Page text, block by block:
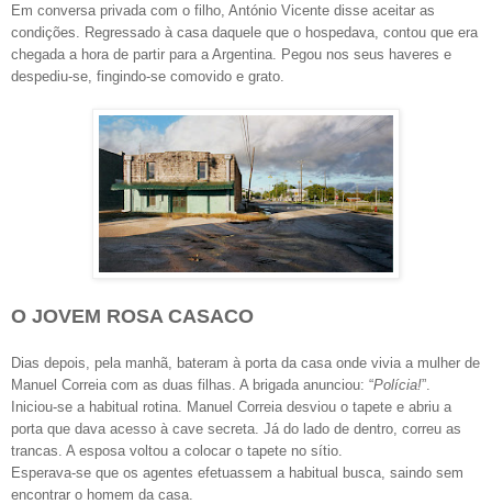
Em conversa privada com o filho, António Vicente disse aceitar as
condições. Regressado à casa daquele que o hospedava, contou que era
chegada a hora de partir para a Argentina. Pegou nos seus haveres e
despediu-se, fingindo-se comovido e grato.
O JOVEM ROSA CASACO
Dias depois, pela manhã, bateram à porta da casa onde vivia a mulher de
Manuel Correia com as duas filhas. A brigada anunciou: “Polícia!”.
Iniciou-se a habitual rotina. Manuel Correia desviou o tapete e abriu a
porta que dava acesso à cave secreta. Já do lado de dentro, correu as
trancas. A esposa voltou a colocar o tapete no sítio.
Esperava-se que os agentes efetuassem a habitual busca, saindo sem
encontrar o homem da casa.